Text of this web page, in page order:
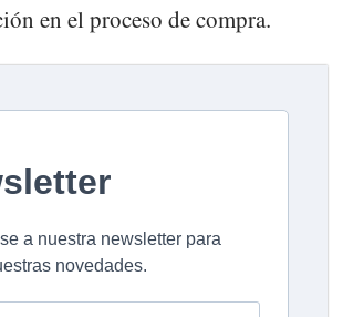
en el proceso de compra.